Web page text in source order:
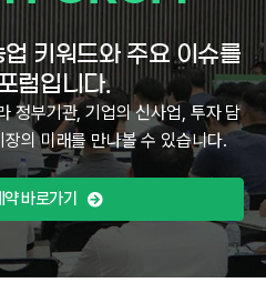
키워드와 주요 이슈를
럼입니다.
정부기관, 기업의 신사업, 투자 담
의 미래를 만나볼 수 있습니다.
바로가기